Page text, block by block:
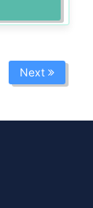
Next